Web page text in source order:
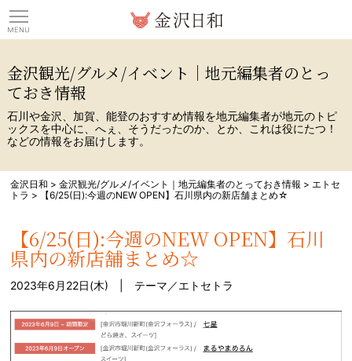
金沢観光/グルメ/イベント｜地元編集者のとっ
ておき情報
石川や金沢、加賀、能登のおすすめ情報を地元編集者が地元のトピ
ックスを中心に、へぇ、そうだったのか、とか、これは役にたつ！
などの情報をお届けします。
金沢日和 >金沢観光/グルメ/イベント｜地元編集者のとっておき情報 >エトセ
トラ > 【6/25(日):今週のNEW OPEN】石川県内の新店舗まとめ☆
【6/25(日):今週のNEW OPEN】石川
県内の新店舗まとめ☆
2023年6月22日(木) | テーマ／エトセトラ